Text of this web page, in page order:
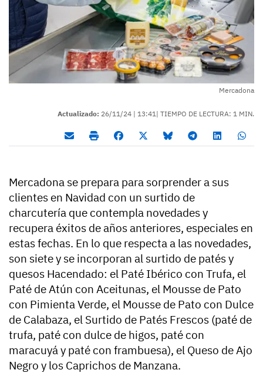
Mercadona
Actualizado: 26/11/24 | 13:41 | TIEMPO DE LECTURA: 1 MIN.
Mercadona se prepara para sorprender a sus
clientes en Navidad con un surtido de
charcutería que contempla novedades y
recupera éxitos de años anteriores, especiales en
estas fechas. En lo que respecta a las novedades,
son siete y se incorporan al surtido de patés y
quesos Hacendado: el Paté Ibérico con Trufa, el
Paté de Atún con Aceitunas, el Mousse de Pato
con Pimienta Verde, el Mousse de Pato con Dulce
de Calabaza, el Surtido de Patés Frescos (paté de
trufa, paté con dulce de higos, paté con
maracuyá y paté con frambuesa), el Queso de Ajo
Negro y los Caprichos de Manzana.